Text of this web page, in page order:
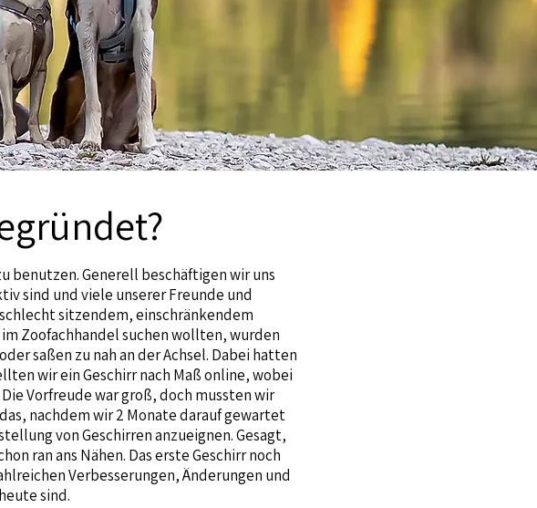
benutzen. Generell beschäftigen wir uns
sind und viele unserer Freunde und
sitzendem, einschränkendem
im Zoofachhandel suchen wollten, wurden
saßen zu nah an der Achsel. Dabei hatten
wir ein Geschirr nach Maß online, wobei
Vorfreude war groß, doch mussten wir
nachdem wir 2 Monate darauf gewartet
von Geschirren anzueignen. Gesagt,
ran ans Nähen. Das erste Geschirr noch
Verbesserungen, Änderungen und
sind.